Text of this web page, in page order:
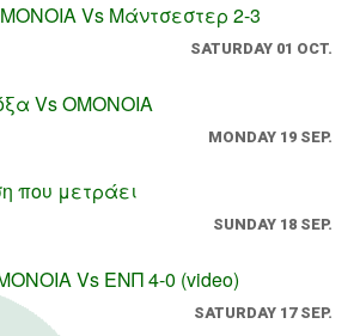
Vs Μάντσεστερ 2-3
SATURDAY 01 OCT.
Vs OMONOIA
MONDAY 19 SEP.
που μετράει
SUNDAY 18 SEP.
Vs ΕΝΠ 4-0 (video)
SATURDAY 17 SEP.